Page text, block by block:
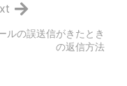
ルの誤送信がきたとき
の返信方法